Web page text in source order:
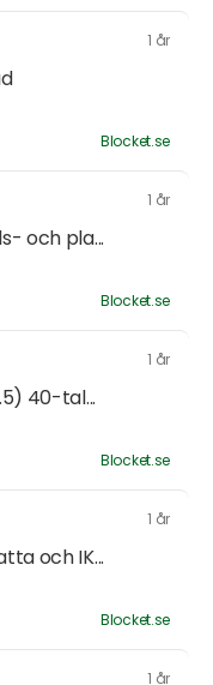
1 år
Blocket.se
1 år
och pla...
Blocket.se
1 år
40-tal...
Blocket.se
1 år
och IK...
Blocket.se
1 år